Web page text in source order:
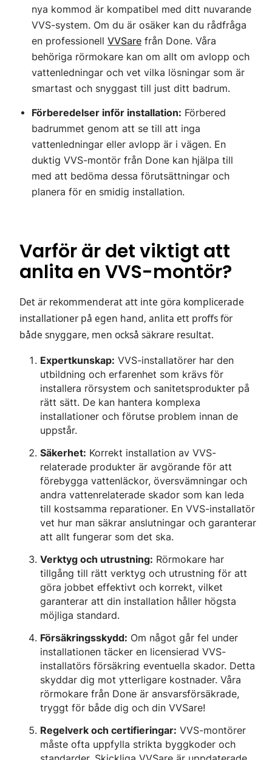
nya kommod är kompatibel med ditt nuvarande
VVS-system. Om du är osäker kan du rådfråga
en professionell VVSare från Done. Våra
behöriga rörmokare kan om allt om avlopp och
vattenledningar och vet vilka lösningar som är
smartast och snyggast till just ditt badrum.
Förberedelser inför installation: Förbered
badrummet genom att se till att inga
vattenledningar eller avlopp är i vägen. En
duktig VVS-montör från Done kan hjälpa till
med att bedöma dessa förutsättningar och
planera för en smidig installation.
Varför är det viktigt att
anlita en VVS-montör?
Det är rekommenderat att inte göra komplicerade
installationer på egen hand, anlita ett proffs för
både snyggare, men också säkrare resultat.
Expertkunskap: VVS-installatörer har den
utbildning och erfarenhet som krävs för
installera rörsystem och sanitetsprodukter på
rätt sätt. De kan hantera komplexa
installationer och förutse problem innan de
uppstår.
Säkerhet: Korrekt installation av VVS-
relaterade produkter är avgörande för att
förebygga vattenläckor, översvämningar och
andra vattenrelaterade skador som kan leda
till kostsamma reparationer. En VVS-installatör
vet hur man säkrar anslutningar och garanterar
att allt fungerar som det ska.
Verktyg och utrustning: Rörmokare har
tillgång till rätt verktyg och utrustning för att
göra jobbet effektivt och korrekt, vilket
garanterar att din installation håller högsta
möjliga standard.
Försäkringsskydd: Om något går fel under
installationen täcker en licensierad VVS-
installatörs försäkring eventuella skador. Detta
skyddar dig mot ytterligare kostnader. Våra
rörmokare från Done är ansvarsförsäkrade,
tryggt för både dig och din VVSare!
Regelverk och certifieringar: VVS-montörer
måste ofta uppfylla strikta byggkoder och